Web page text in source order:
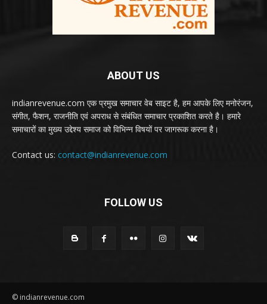
ABOUT US
indianrevenue.com एक प्रमुख समाचार वेब साइट है, हम आपके लिए मनोरंजन,
संगीत, फैशन, राजनीति एवं अपराध से संबंधित समाचार प्रकाशित करते है। हमारे
समाचारों का मुख्य उद्देश्य समाज को विभिन्न विषयों पर जागरूक करना है।
Contact us: contact@indianrevenue.com
FOLLOW US
© indianrevenue.com